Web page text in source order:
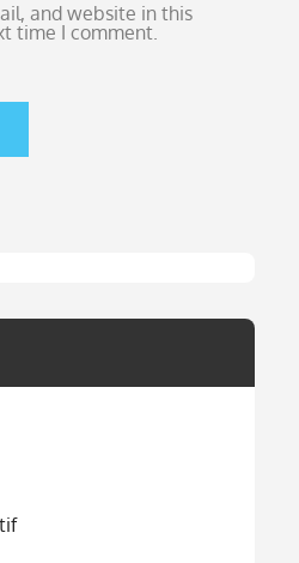
and website in this
time I comment.